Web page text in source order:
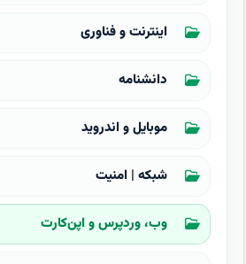
اینترنت و فناوری
دانشنامه
موبایل و اندروید
شبکه | امنیت
وب، وردپرس و اپن‌کارت